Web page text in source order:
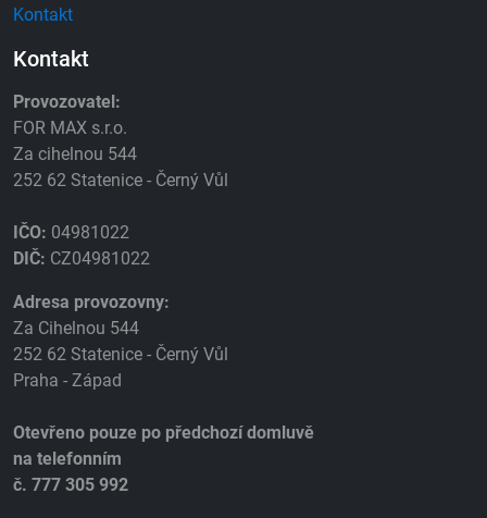
Kontakt
Kontakt
Provozovatel:
FOR MAX s.r.o.
Za cihelnou 544
252 62 Statenice - Černý Vůl
IČO: 04981022
DIČ: CZ04981022
Adresa provozovny:
Za Cihelnou 544
252 62 Statenice - Černý Vůl
Praha - Západ
Otevřeno pouze po předchozí domluvě
na telefonním
č. 777 305 992